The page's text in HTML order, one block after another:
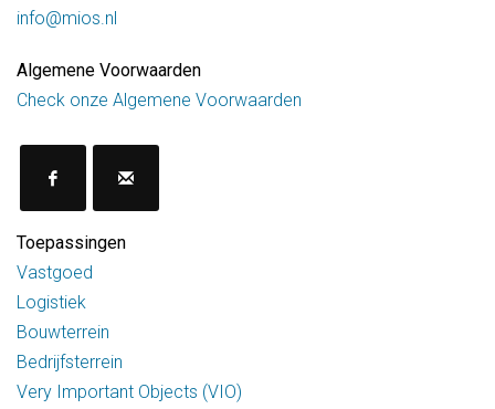
info@mios.nl
Algemene Voorwaarden
Check onze Algemene Voorwaarden
Toepassingen
Vastgoed
Logistiek
Bouwterrein
Bedrijfsterrein
Very Important Objects (VIO)